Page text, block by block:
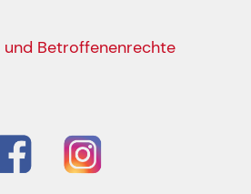
Betroffenenrechte